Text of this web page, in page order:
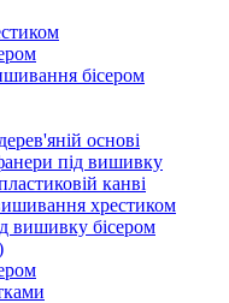
бісером
основі
під вишивку
канві
хрестиком
вишивку бісером